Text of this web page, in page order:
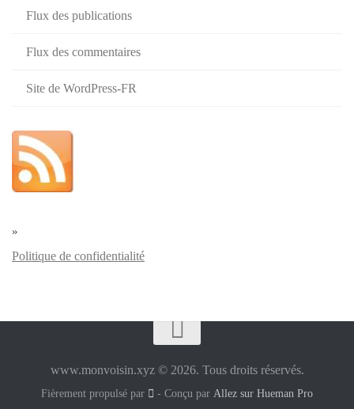
Flux des publications
Flux des commentaires
Site de WordPress-FR
»
Politique de confidentialité
www.monvoisin.xyz © 2026. Tous droits réservés.
Fièrement propulsé par - Conçu par Allez sur Hueman Pro